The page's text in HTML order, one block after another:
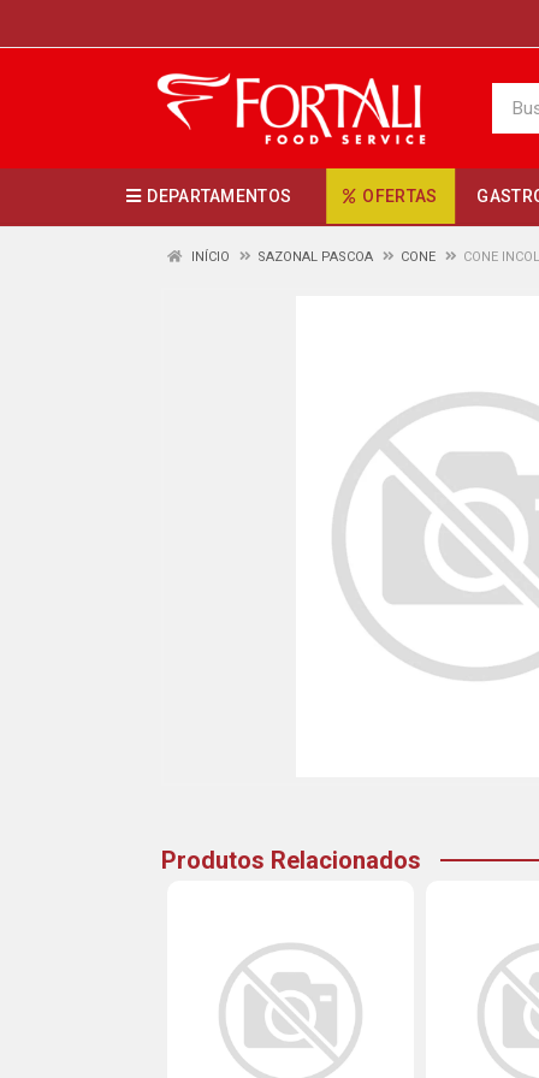
DEPARTAMENTOS OFERTAS
INÍCIO SAZONAL PASCOA CONE CONE
Produtos Relacionados